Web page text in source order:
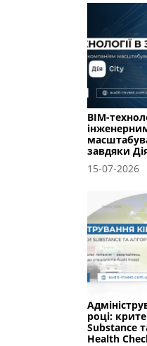
BIM-
завдяки
15-07-2026
році:
Substance
Health